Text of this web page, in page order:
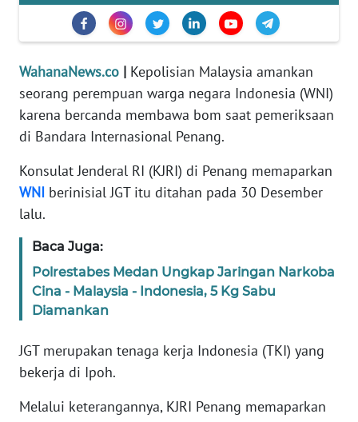
WahanaNews.co | Kepolisian Malaysia amankan
seorang perempuan warga negara Indonesia (WNI)
karena bercanda membawa bom saat pemeriksaan
di Bandara Internasional Penang.
Konsulat Jenderal RI (KJRI) di Penang memaparkan
WNI berinisial JGT itu ditahan pada 30 Desember
lalu.
Baca Juga:
Polrestabes Medan Ungkap Jaringan Narkoba
Cina - Malaysia - Indonesia, 5 Kg Sabu
Diamankan
JGT merupakan tenaga kerja Indonesia (TKI) yang
bekerja di Ipoh.
Melalui keterangannya, KJRI Penang memaparkan
OLAHRAGA
OPINI
EDITORIAL
INDEKS
BERITA
KONTAK
KAMI
INFO
TENTANG